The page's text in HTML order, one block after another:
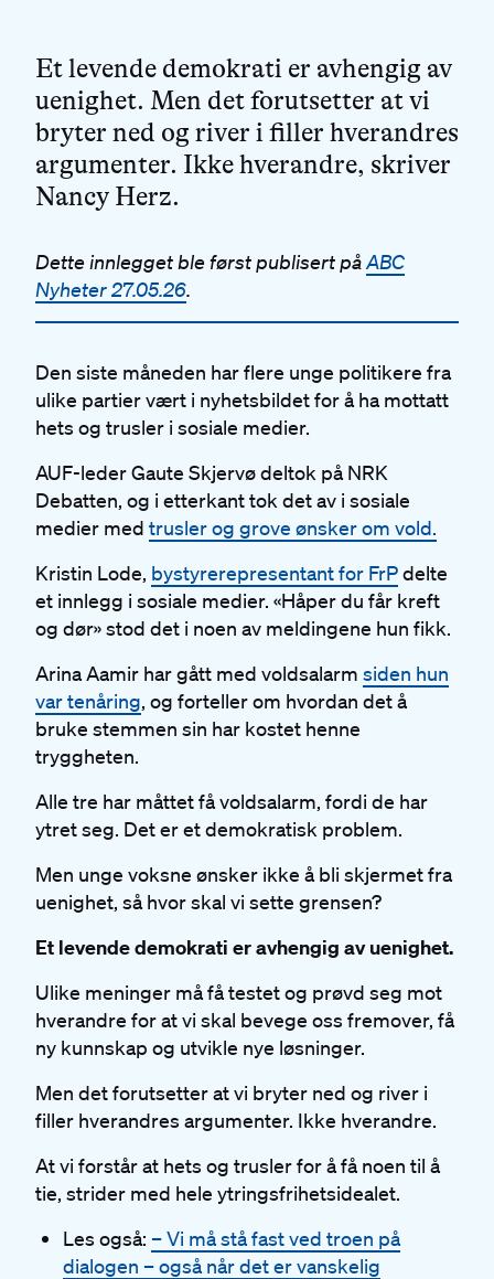
Et levende demokrati er avhengig av
uenighet. Men det forutsetter at vi
bryter ned og river i filler hverandres
argumenter. Ikke hverandre, skriver
Nancy Herz.
Dette innlegget ble først publisert påABC
Nyheter 27.05.26.
Den siste måneden har flere unge politikere fra
ulike partier vært i nyhetsbildet for å ha mottatt
hets og trusler i sosiale medier.
AUF-leder Gaute Skjervø deltok på NRK
Debatten, og i etterkant tok det av i sosiale
medier med trusler og grove ønsker om vold.
Kristin Lode, bystyrerepresentant for FrPdelte
et innlegg i sosiale medier. «Håper du får kreft
og dør» stod det i noen av meldingene hun fikk.
Arina Aamir har gått med voldsalarm siden hun
var tenåring, og forteller om hvordan det å
bruke stemmen sin har kostet henne
tryggheten.
Alle tre har måttet få voldsalarm, fordi de har
ytret seg. Det er et demokratisk problem.
Men unge voksne ønsker ikke å bli skjermet fra
uenighet, så hvor skal vi sette grensen?
Et levende demokrati er avhengig av uenighet.
Ulike meninger må få testet og prøvd seg mot
hverandre for at vi skal bevege oss fremover, få
ny kunnskap og utvikle nye løsninger.
Men det forutsetter at vi bryter ned og river i
filler hverandres argumenter. Ikke hverandre.
At vi forstår at hets og trusler for å få noen til å
tie, strider med hele ytringsfrihetsidealet.
Les også: – Vi må stå fast ved troen på
dialogen – også når det er vanskelig